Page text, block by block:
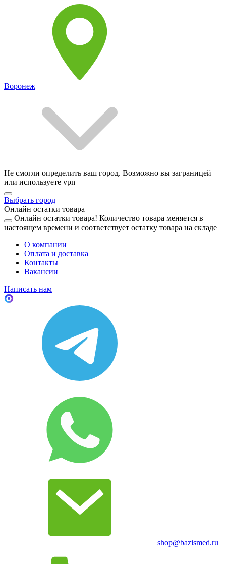
Воронеж
Не смогли определить ваш город. Возможно вы заграницей
или используете vpn
Выбрать город
Онлайн остатки товара
Онлайн остатки товара! Количество товара меняется в
настоящем времени и соответствует остатку товара на складе
О компании
Оплата и доставка
Контакты
Вакансии
Написать нам
shop@bazismed.ru